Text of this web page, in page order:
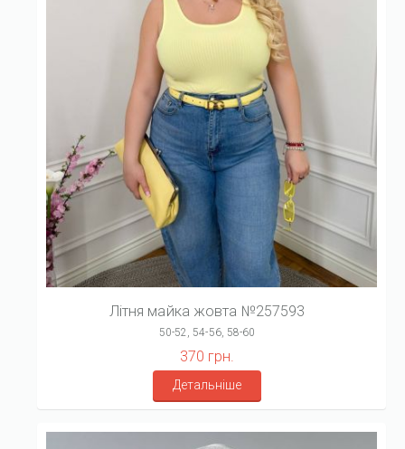
Літня майка жовта №257593
50-52, 54-56, 58-60
370 грн.
Детальніше